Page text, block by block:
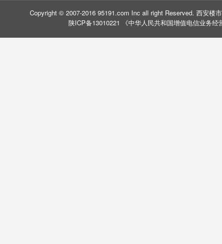
Copyright © 2007-2016 95191.com Inc all right Reserved. 西安楼
陕ICP备13010221 《中华人民共和国增值电信业务经